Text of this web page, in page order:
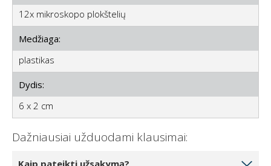
12x mikroskopo plokštelių
Medžiaga:
plastikas
Dydis:
6 x 2 cm
Dažniausiai užduodami klausimai:
Kaip pateikti užsakymą?